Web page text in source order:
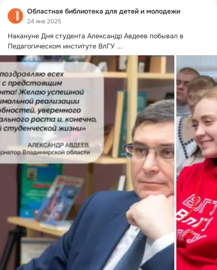
Областная библиотека для детей и молодежи
24 янв 2025
Накануне Дня студента Александр Авдеев побывал в
Педагогическом институте ВлГУ ...